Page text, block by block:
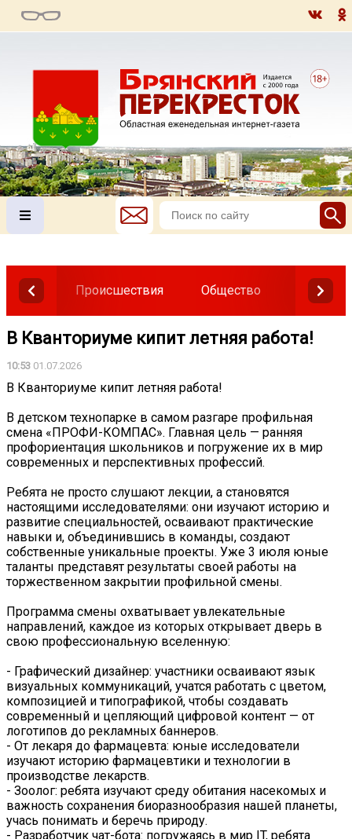
Происшествия Общество Власть
В Кванториуме кипит летняя работа!
10:53 01.07.2026
В Кванториуме кипит летняя работа!
В детском технопарке в самом разгаре профильная
смена «ПРОФИ-КОМПАС». Главная цель — ранняя
профориентация школьников и погружение их в мир
современных и перспективных профессий.
Ребята не просто слушают лекции, а становятся
настоящими исследователями: они изучают историю и
развитие специальностей, осваивают практические
навыки и, объединившись в команды, создают
собственные уникальные проекты. Уже 3 июля юные
таланты представят результаты своей работы на
торжественном закрытии профильной смены.
Программа смены охватывает увлекательные
направлений, каждое из которых открывает дверь в
свою профессиональную вселенную:
- Графический дизайнер: участники осваивают язык
визуальных коммуникаций, учатся работать с цветом,
композицией и типографикой, чтобы создавать
современный и цепляющий цифровой контент — от
логотипов до рекламных баннеров.
- От лекаря до фармацевта: юные исследователи
изучают историю фармацевтики и технологии в
производстве лекарств.
- Зоолог: ребята изучают среду обитания насекомых и
важность сохранения биоразнообразия нашей планеты,
учась понимать и беречь природу.
- Разработчик чат-бота: погружаясь в мир IT, ребята